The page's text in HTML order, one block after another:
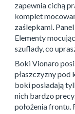
zapewnia cichą
komplet
zaślepkami.
Elementy
szuflady, co
Boki Vionaro
płaszczyzny pod
boki posiadają
nich bardzo
położenia frontu.